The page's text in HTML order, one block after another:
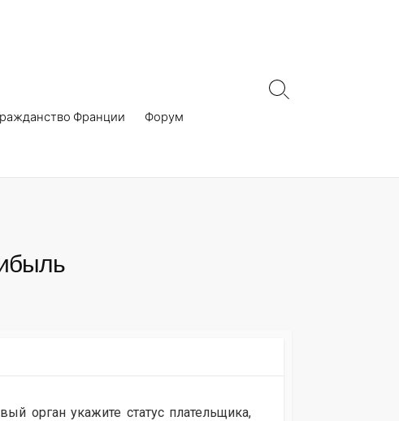
Франции Форум
Search
орган укажите статус плательщика,